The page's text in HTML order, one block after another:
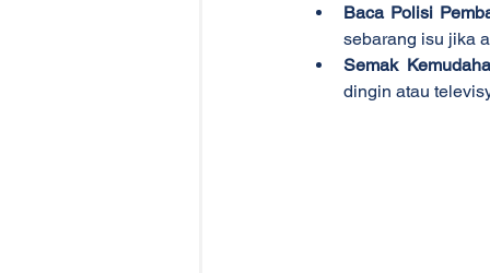
Baca Polisi
sebarang isu jika
Semak
dingin atau